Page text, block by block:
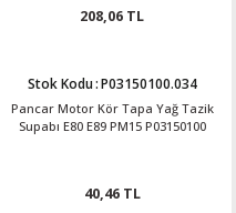
208,06 TL
Stok Kodu:P03150100.034
Pancar Motor Kör Tapa Yağ Tazik
Supabı E80 E89 PM15 P03150100
40,46 TL